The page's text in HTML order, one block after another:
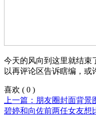
今天的风向到这里就结束
以再评论区告诉瞎编，或
喜欢 ( 0 )
上一篇：朋友圈封面背
碧婷和向佐前两任女友想